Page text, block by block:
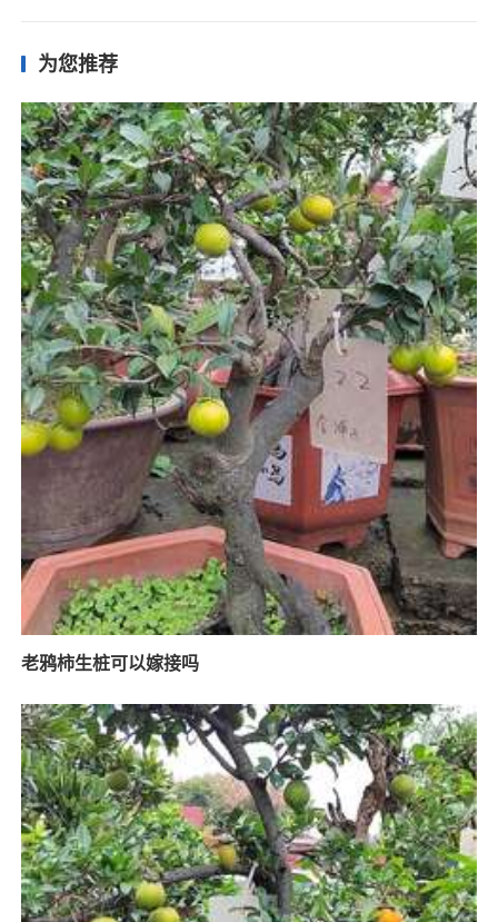
为您推荐
老鸦柿生桩可以嫁接吗